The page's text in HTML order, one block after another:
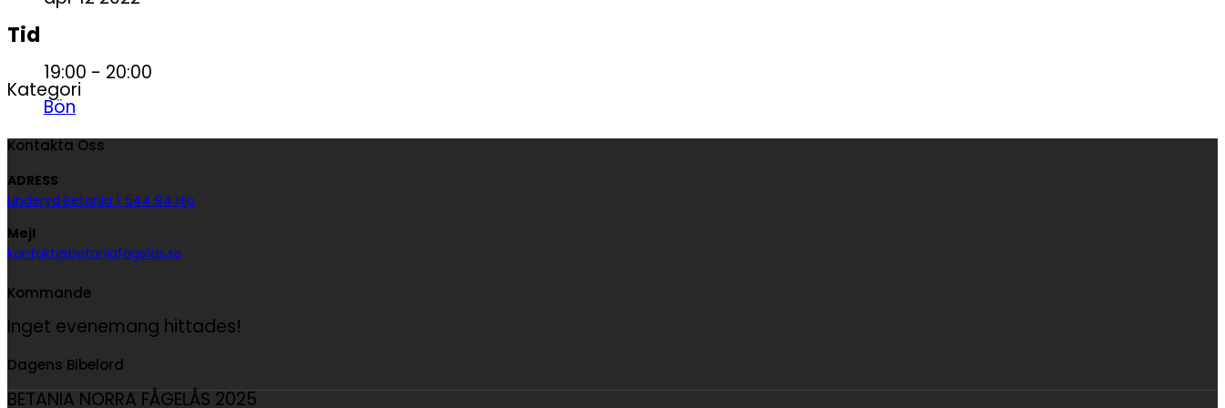
Tid
19:00 - 20:00
Kategori
Bön
Kontakta Oss
ADRESS
Linderyd Betania 1, 544 94 Hjo
Mejl
kontakt@betaniafagelas.se
Kommande
Inget evenemang hittades!
Dagens Bibelord
BETANIA NORRA FÅGELÅS 2025